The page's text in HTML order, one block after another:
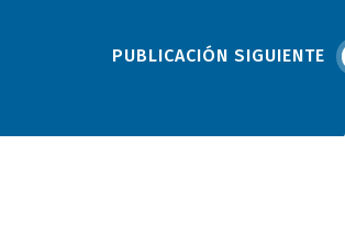
PUBLICACIÓN SIGUIENTE